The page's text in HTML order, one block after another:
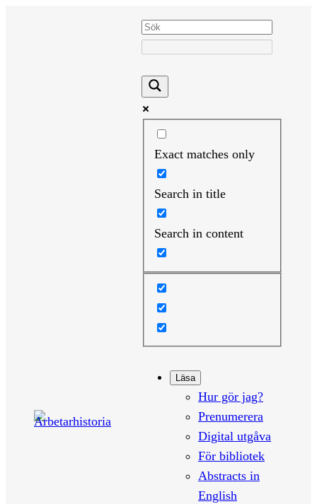
Exact matches only
Search in title
Search in content
Läsa
Hur gör jag?
Prenumerera
Digital utgåva
För bibliotek
Abstracts in
English